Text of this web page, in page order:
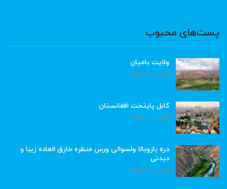
پست‌های محبوب
ولایت بامیان
آگوست 6, 2026
کابل پایتخت افغانستان
آگوست 6, 2026
دره بازوبالا ولسوالی ورس منظره خارق العاده زیبا و
دیدنی
آگوست 6, 2026